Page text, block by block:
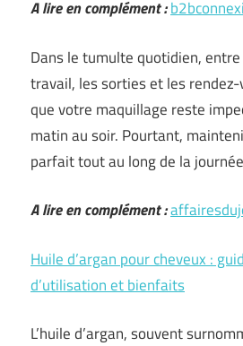
A lire en complément :
Dans le tumulte quotidien,
travail, les sorties et les
que votre maquillage reste
matin au soir. Pourtant,
parfait tout au long de la
A lire en complément :
Huile d’argan pour cheveux :
d’utilisation et bienfaits
L’huile d’argan, souvent